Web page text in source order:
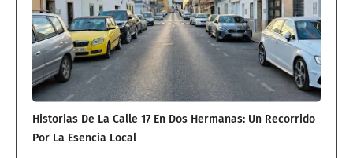
Historias De La Calle 17 En Dos Hermanas: Un Recorrido
Por La Esencia Local